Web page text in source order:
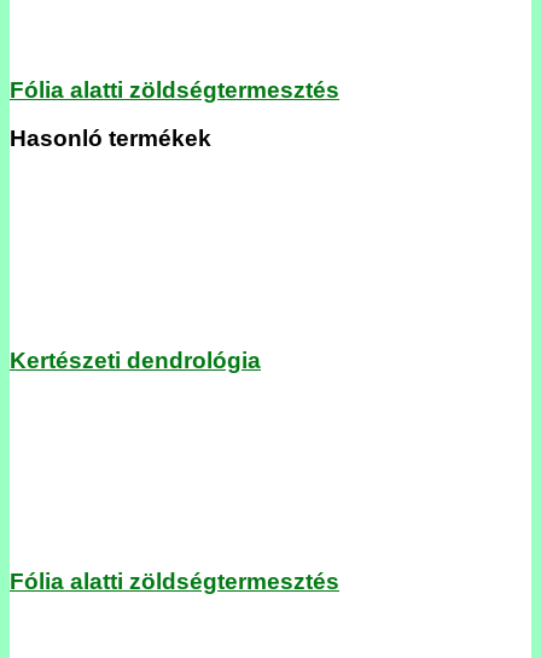
Fólia alatti zöldségtermesztés
Hasonló termékek
Kertészeti dendrológia
Fólia alatti zöldségtermesztés